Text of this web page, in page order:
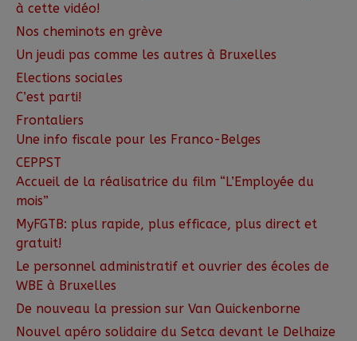
à cette vidéo!
Nos cheminots en grève
Un jeudi pas comme les autres à Bruxelles
Elections sociales
C’est parti!
Frontaliers
Une info fiscale pour les Franco-Belges
CEPPST
Accueil de la réalisatrice du film “L’Employée du
mois”
MyFGTB: plus rapide, plus efficace, plus direct et
gratuit!
Le personnel administratif et ouvrier des écoles de
WBE à Bruxelles
De nouveau la pression sur Van Quickenborne
Nouvel apéro solidaire du Setca devant le Delhaize